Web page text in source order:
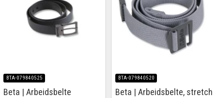
BTA-079840525
Beta | Arbeidsbelte
BTA-079840520
Beta | Arbeidsbelte, stretch